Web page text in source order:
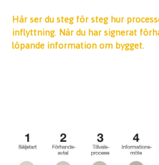
Här ser du steg för steg hur
inflyttning. När du har signerat
löpande information om bygget.